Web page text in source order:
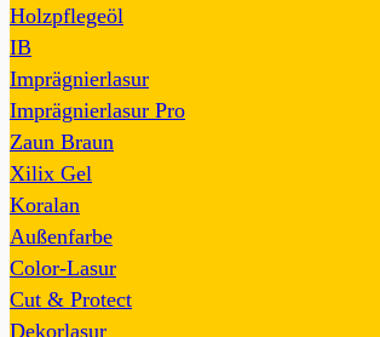
Holzpflegeöl
IB
Imprägnierlasur
Imprägnierlasur Pro
Zaun Braun
Xilix Gel
Koralan
Außenfarbe
Color-Lasur
Cut & Protect
Dekorlasur